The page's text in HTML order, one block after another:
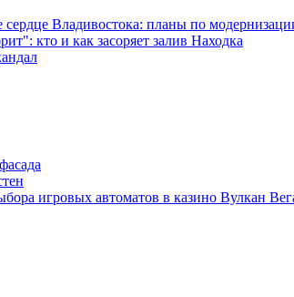
сердце Владивостока: планы по
кто и как засоряет залив Находка
игровых автоматов в казино Вулкан